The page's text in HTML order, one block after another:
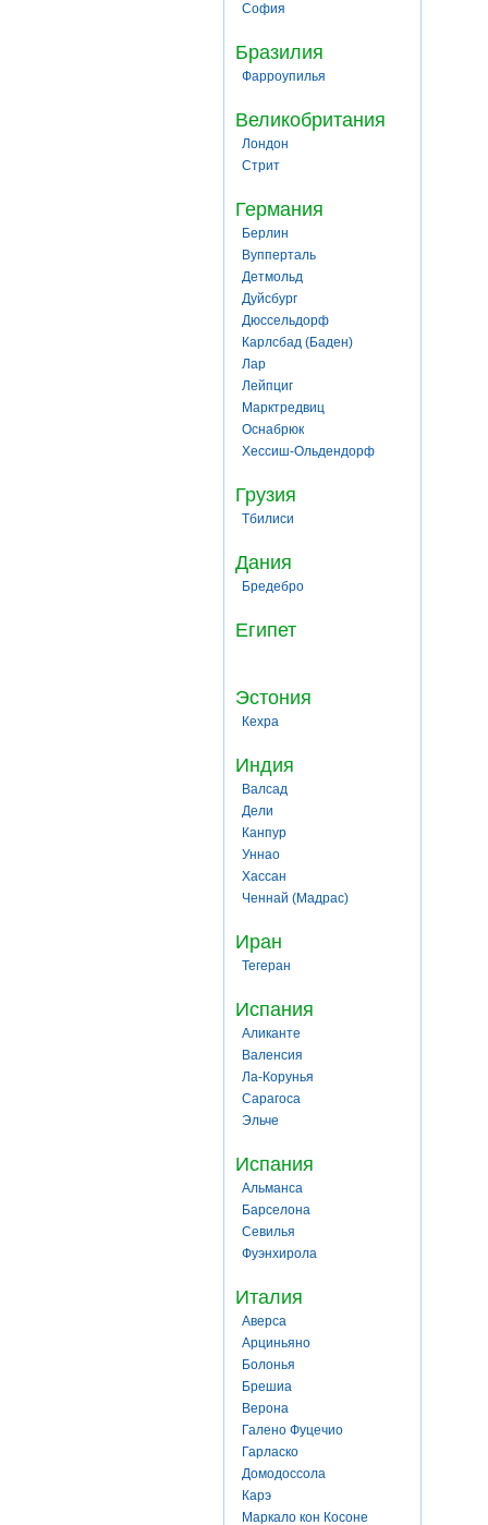
София
Бразилия
Фарроупилья
Великобритания
Лондон
Стрит
Германия
Берлин
Вупперталь
Детмольд
Дуйсбург
Дюссельдорф
Карлсбад (Баден)
Лар
Лейпциг
Марктредвиц
Оснабрюк
Хессиш-Ольдендорф
Грузия
Тбилиси
Дания
Бредебро
Египет
Эстония
Кехра
Индия
Валсад
Дели
Канпур
Уннао
Хассан
Ченнай (Мадрас)
Иран
Тегеран
Испания
Аликанте
Валенсия
Ла-Корунья
Сарагоса
Эльче
Испания
Альманса
Барселона
Севилья
Фуэнхирола
Италия
Аверса
Арциньяно
Болонья
Брешиа
Верона
Галено Фуцечио
Гарласко
Домодоссола
Карэ
Маркало кон Косоне